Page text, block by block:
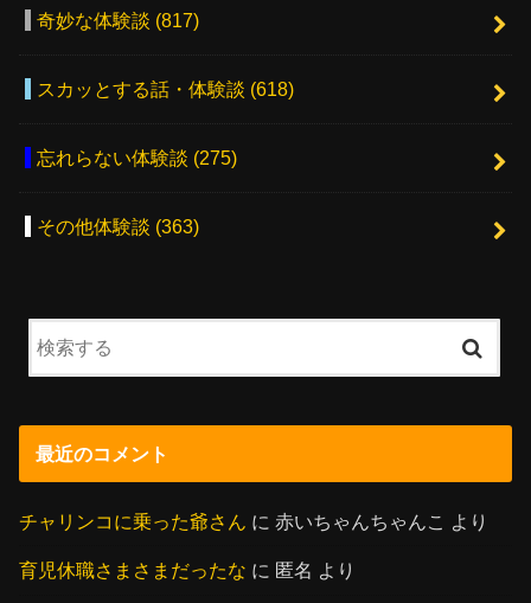
奇妙な体験談 (817)
スカッとする話・体験談 (618)
忘れらない体験談 (275)
その他体験談 (363)
最近のコメント
チャリンコに乗った爺さん に赤いちゃんちゃんこ より
育児休職さまさまだったな に 匿名 より